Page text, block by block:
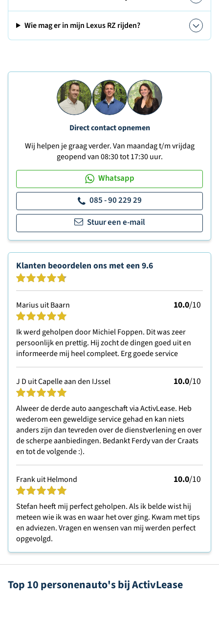
Wie mag er in mijn Lexus RZ rijden?
Direct contact opnemen
Wij helpen je graag verder. Van maandag t/m vrijdag
geopend van 08:30 tot 17:30 uur.
Whatsapp
085 - 90 229 29
Stuur een e-mail
Klanten beoordelen ons met een 9.6
Marius uit Baarn 10.0/10
Ik werd geholpen door Michiel Foppen. Dit was zeer
persoonlijk en prettig. Hij zocht de dingen goed uit en
informeerde mij heel compleet. Erg goede service
J D uit Capelle aan den IJssel 10.0/10
Alweer de derde auto aangeschaft via ActivLease. Heb
wederom een geweldige service gehad en kan niets
anders zijn dan tevreden over de dienstverlening en over
de scherpe aanbiedingen. Bedankt Ferdy van der Craats
en tot de volgende :).
Frank uit Helmond 10.0/10
Stefan heeft mij perfect geholpen. Als ik belde wist hij
meteen wie ik was en waar het over ging. Kwam met tips
en adviezen. Vragen en wensen van mij werden perfect
opgevolgd.
Top 10 personenauto's bij ActivLease